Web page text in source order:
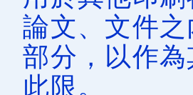
論文、文件
部分，以作
此限。